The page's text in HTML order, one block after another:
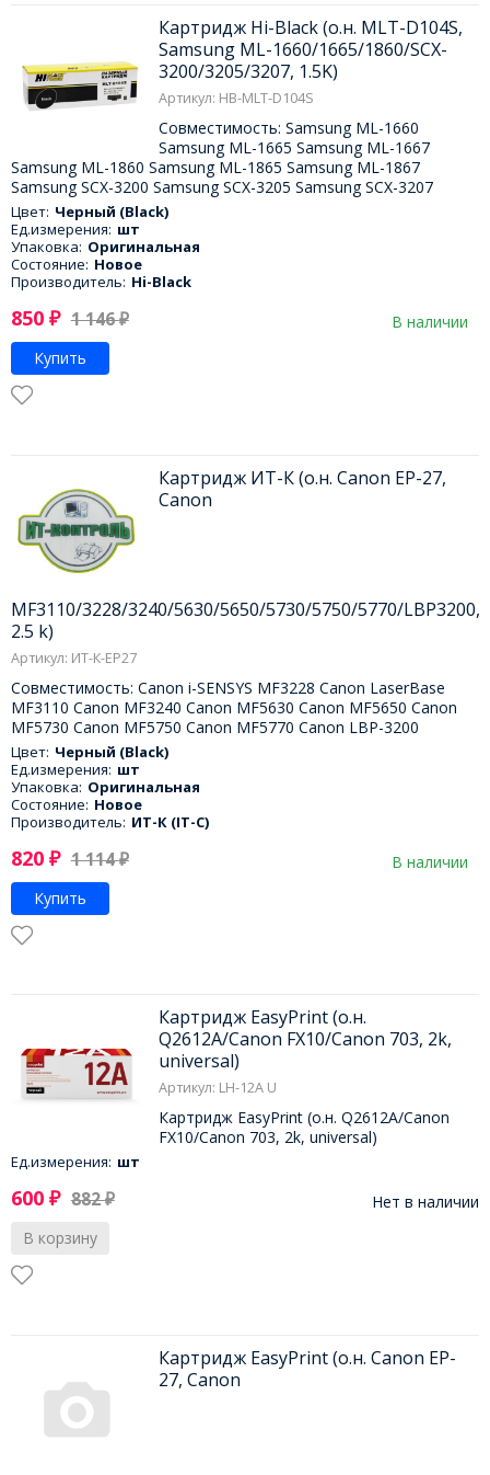
Картридж Hi-Black (о.н. MLT-D104S,
Samsung ML-1660/1665/1860/SCX-
3200/3205/3207, 1.5K)
Артикул: HB-MLT-D104S
Совместимость: Samsung ML-1660
Samsung ML-1665 Samsung ML-1667
Samsung ML-1860 Samsung ML-1865 Samsung ML-1867
Samsung SCX-3200 Samsung SCX-3205 Samsung SCX-3207
Цвет: Черный (Black)
Ед.измерения: шт
Упаковка: Оригинальная
Состояние: Новое
Производитель: Hi-Black
850 ₽ 1 146₽
В наличии
Купить
Картридж ИТ-К (о.н. Canon EP-27,
Canon
MF3110/3228/3240/5630/5650/5730/5750/5770/LBP3200,
2.5 k)
Артикул: ИТ-К-EP27
Совместимость: Canon i-SENSYS MF3228 Canon LaserBase
MF3110 Canon MF3240 Canon MF5630 Canon MF5650 Canon
MF5730 Canon MF5750 Canon MF5770 Canon LBP-3200
Цвет: Черный (Black)
Ед.измерения: шт
Упаковка: Оригинальная
Состояние: Новое
Производитель: ИТ-К (IT-C)
820 ₽ 1 114₽
В наличии
Купить
Картридж EasyPrint (о.н.
Q2612A/Canon FX10/Canon 703, 2k,
universal)
Артикул: LH-12A U
Картридж EasyPrint (о.н. Q2612A/Canon
FX10/Canon 703, 2k, universal)
Ед.измерения: шт
600 ₽ 882₽
Нет в наличии
В корзину
Картридж EasyPrint (о.н. Canon EP-
27, Canon